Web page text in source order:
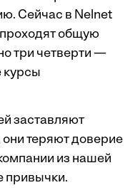
Сейчас в Nelnet
общую
три четверти —
курсы
заставляют
они теряют доверие
из нашей
привычки.